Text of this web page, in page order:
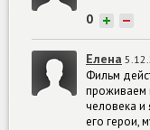
0 + −
Елена
Фильм
проживаем
человека и
его герои,